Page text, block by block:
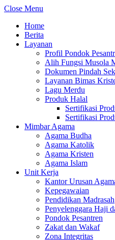
Close Menu
Home
Berita
Layanan
Profil Pondok
Alih Fungsi Musola
Dokumen Pindah
Layanan Bimas
Lagu Merdu
Produk Halal
Sertifikasi
Sertifikasi
Mimbar Agama
Agama Budha
Agama Katolik
Agama Kristen
Agama Islam
Unit Kerja
Kantor Urusan
Kepegawaian
Pendidikan Madrasah
Penyelenggara Haji
Pondok Pesantren
Zakat dan Wakaf
Zona Integritas